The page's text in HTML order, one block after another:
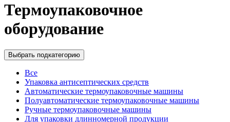
Термоупаковочное
оборудование
Выбрать подкатегорию
Все
Упаковка антисептических средств
Автоматические термоупаковочные машины
Полуавтоматические термоупаковочные машины
Ручные термоупаковочные машины
Для упаковки длинномерной продукции